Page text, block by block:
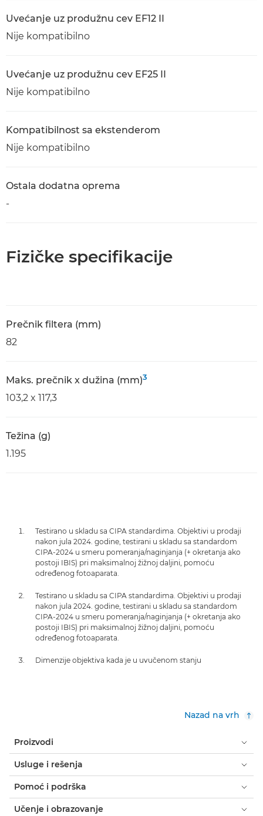
Uvećanje uz produžnu cev EF12 II
Nije kompatibilno
Uvećanje uz produžnu cev EF25 II
Nije kompatibilno
Kompatibilnost sa ekstenderom
Nije kompatibilno
Ostala dodatna oprema
-
Fizičke specifikacije
Prečnik filtera (mm)
82
Maks. prečnik x dužina (mm)3
103,2 x 117,3
Težina (g)
1.195
Testirano u skladu sa CIPA standardima. Objektivi u prodaji
nakon jula 2024. godine, testirani u skladu sa standardom
CIPA-2024 u smeru pomeranja/naginjanja (+ okretanja ako
postoji IBIS) pri maksimalnoj žižnoj daljini, pomoću
određenog fotoaparata.
Testirano u skladu sa CIPA standardima. Objektivi u prodaji
nakon jula 2024. godine, testirani u skladu sa standardom
CIPA-2024 u smeru pomeranja/naginjanja (+ okretanja ako
postoji IBIS) pri maksimalnoj žižnoj daljini, pomoću
određenog fotoaparata.
Dimenzije objektiva kada je u uvučenom stanju
Nazad na vrh
Proizvodi
Usluge i rešenja
Pomoć i podrška
Učenje i obrazovanje